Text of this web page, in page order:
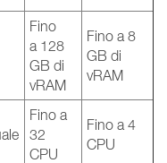
Fino
a 128
GB di
vRAM
Fino a 8
GB di
vRAM
Fino a
32
CPU
Fino a 4
CPU